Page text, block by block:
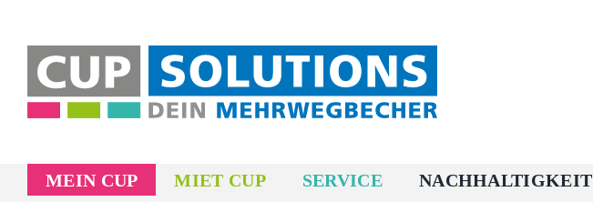
springen
MEIN CUP MIET CUP SERVICE NACHHALTIGKEIT